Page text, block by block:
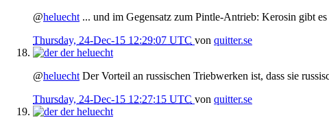
@heluecht ... und im Gegensatz zum Pintle-Antrieb: Kerosin gibt es
Thursday, 24-Dec-15 12:29:07 UTC von quitter.se
der heluecht
@heluecht Der Vorteil an russischen Triebwerken ist, dass sie
Thursday, 24-Dec-15 12:27:15 UTC von quitter.se
der heluecht